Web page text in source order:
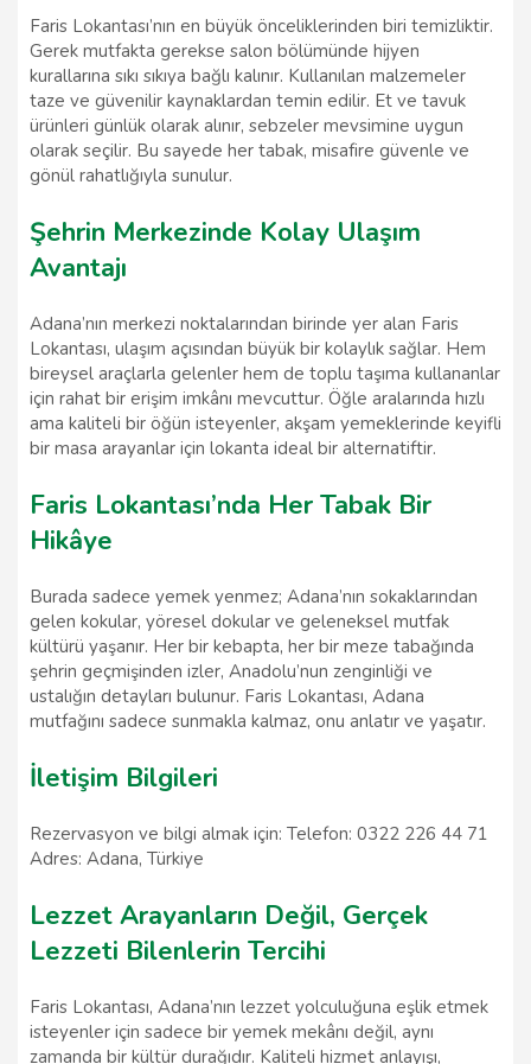
Faris Lokantası’nın en büyük önceliklerinden biri temizliktir.
Gerek mutfakta gerekse salon bölümünde hijyen
kurallarına sıkı sıkıya bağlı kalınır. Kullanılan malzemeler
taze ve güvenilir kaynaklardan temin edilir. Et ve tavuk
ürünleri günlük olarak alınır, sebzeler mevsimine uygun
olarak seçilir. Bu sayede her tabak, misafire güvenle ve
gönül rahatlığıyla sunulur.
Şehrin Merkezinde Kolay Ulaşım
Avantajı
Adana’nın merkezi noktalarından birinde yer alan Faris
Lokantası, ulaşım açısından büyük bir kolaylık sağlar. Hem
bireysel araçlarla gelenler hem de toplu taşıma kullananlar
için rahat bir erişim imkânı mevcuttur. Öğle aralarında hızlı
ama kaliteli bir öğün isteyenler, akşam yemeklerinde keyifli
bir masa arayanlar için lokanta ideal bir alternatiftir.
Faris Lokantası’nda Her Tabak Bir
Hikâye
Burada sadece yemek yenmez; Adana’nın sokaklarından
gelen kokular, yöresel dokular ve geleneksel mutfak
kültürü yaşanır. Her bir kebapta, her bir meze tabağında
şehrin geçmişinden izler, Anadolu’nun zenginliği ve
ustalığın detayları bulunur. Faris Lokantası, Adana
mutfağını sadece sunmakla kalmaz, onu anlatır ve yaşatır.
İletişim Bilgileri
Rezervasyon ve bilgi almak için: Telefon: 0322 226 44 71
Adres: Adana, Türkiye
Lezzet Arayanların Değil, Gerçek
Lezzeti Bilenlerin Tercihi
Faris Lokantası, Adana’nın lezzet yolculuğuna eşlik etmek
isteyenler için sadece bir yemek mekânı değil, aynı
zamanda bir kültür durağıdır. Kaliteli hizmet anlayışı,